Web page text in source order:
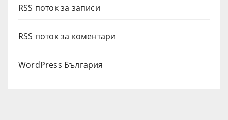
RSS поток за записи
RSS поток за коментари
WordPress България